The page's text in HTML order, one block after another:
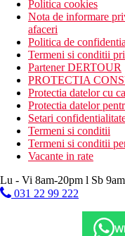
Politica cookies
Nota de informare
afaceri
Politica de
Termeni si conditii
Partener DERTOUR
PROTECTIA
Protectia datelor cu
Protectia datelor
Setari
Termeni si conditii
Termeni si conditii
Vacante in rate
Lu - Vi 8am-20pm l Sb
031 22 99 222